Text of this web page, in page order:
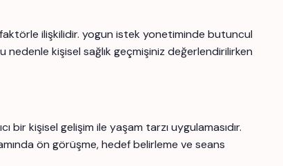
ilişkilidir. yogun istek yonetiminde butuncul
nedenle kişisel sağlık geçmişiniz değerlendirilirken
kişisel gelişim ile yaşam tarzı uygulamasıdır.
ön görüşme, hedef belirleme ve seans